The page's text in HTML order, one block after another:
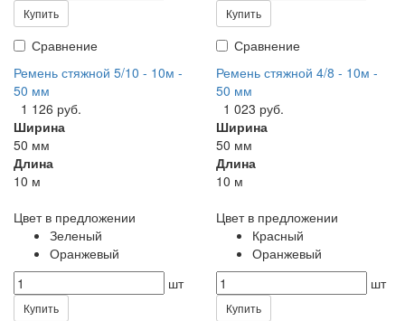
Купить
Сравнение
Купить
Сравнение
Ремень стяжной 5/10 - 10м -
50 мм
1 126 руб.
Ширина
50 мм
Длина
10 м
Цвет в предложении
Зеленый
Оранжевый
шт
Купить
Ремень стяжной 4/8 - 10м -
50 мм
1 023 руб.
Ширина
50 мм
Длина
10 м
Цвет в предложении
Красный
Оранжевый
шт
Купить